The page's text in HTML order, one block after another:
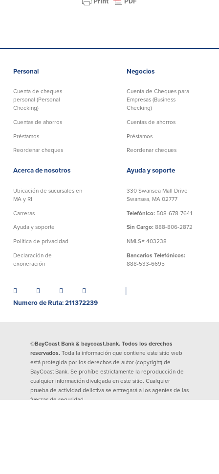
BayCoast Mortgage
BayCoast Insurance
Recursos
Seguridad
Seguridad
cliente sobre la seguridad hogareña
Recursos
Comunitaria
Comunitaria
Ley de reinversión comunitaria
Programas educativos
Get on the Bus
Donaciones y
Personal
Cuenta de cheques
personal (Personal
Checking)
Cuentas de ahorros
Préstamos
Reordenar cheques
Negocios
Cuenta de Cheques para
Empresas (Business
Checking)
Cuentas de ahorros
Préstamos
Reordenar cheques
Acerca de nosotros
Ubicación de sucursales en
MA y RI
Carreras
Ayuda y soporte
Política de privacidad
Declaración de
exoneración
Ayuda y soporte
330 Swansea Mall Drive
Swansea, MA 02777
Telefónico: 508-678-7641
Sin Cargo: 888-806-2872
NMLS# 403238
Bancarios Telefónicos:
888-533-6695
Numero de Ruta: 211372239
©BayCoast Bank & baycoast.bank. Todos los derechos
reservados. Toda la información que contiene este sitio web
está protegida por los derechos de autor (copyright) de
BayCoast Bank. Se prohíbe estrictamente la reproducción de
cualquier información divulgada en este sitio. Cualquier
prueba de actividad delictiva se entregará a los agentes de las
fuerzas de seguridad.